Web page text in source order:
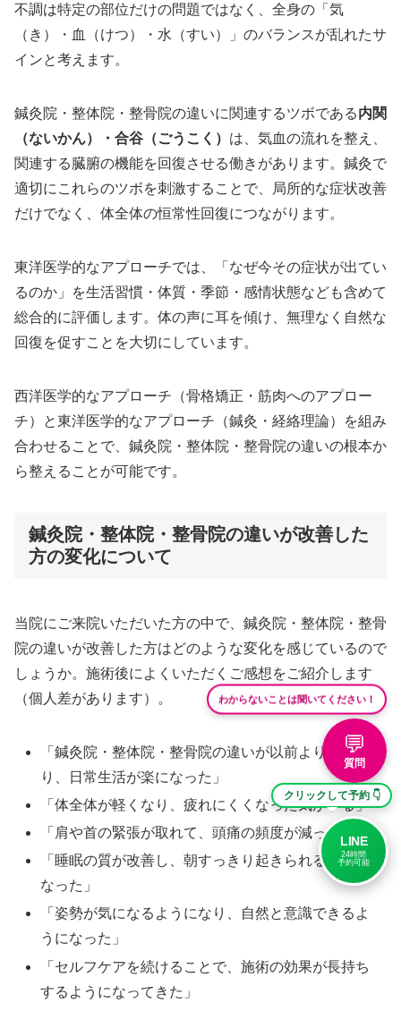
不調は特定の部位だけの問題ではなく、全身の「気
（き）・血（けつ）・水（すい）」のバランスが乱れたサ
インと考えます。
鍼灸院・整体院・整骨院の違いに関連するツボである内関
（ないかん）・合谷（ごうこく） は、気血の流れを整え、
関連する臓腑の機能を回復させる働きがあります。鍼灸で
適切にこれらのツボを刺激することで、局所的な症状改善
だけでなく、体全体の恒常性回復につながります。
東洋医学的なアプローチでは、「なぜ今その症状が出てい
るのか」を生活習慣・体質・季節・感情状態なども含めて
総合的に評価します。体の声に耳を傾け、無理なく自然な
回復を促すことを大切にしています。
西洋医学的なアプローチ（骨格矯正・筋肉へのアプロー
チ）と東洋医学的なアプローチ（鍼灸・経絡理論）を組み
合わせることで、鍼灸院・整体院・整骨院の違いの根本か
ら整えることが可能です。
鍼灸院・整体院・整骨院の違いが改善した
方の変化について
当院にご来院いただいた方の中で、鍼灸院・整体院・整骨
院の違いが改善した方はどのような変化を感じているので
しょうか。施術後によくいただくご感想をご紹介します
（個人差があります）。
「鍼灸院・整体院・整骨院の違いが以前より軽くな
り、日常生活が楽になった」
「体全体が軽くなり、疲れにくくなった気がする」
「肩や首の緊張が取れて、頭痛の頻度が減った」
「睡眠の質が改善し、朝すっきり起きられるように
なった」
「姿勢が気になるようになり、自然と意識できるよ
うになった」
「セルフケアを続けることで、施術の効果が長持ち
するようになってきた」
わからないことは聞いてください！
💬
質問
クリックして予約 👇
LINE
24時間
予約可能